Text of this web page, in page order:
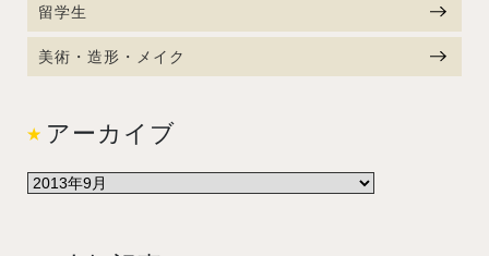
留学生
美術・造形・メイク
アーカイブ